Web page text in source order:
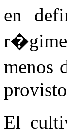
en
menos
El